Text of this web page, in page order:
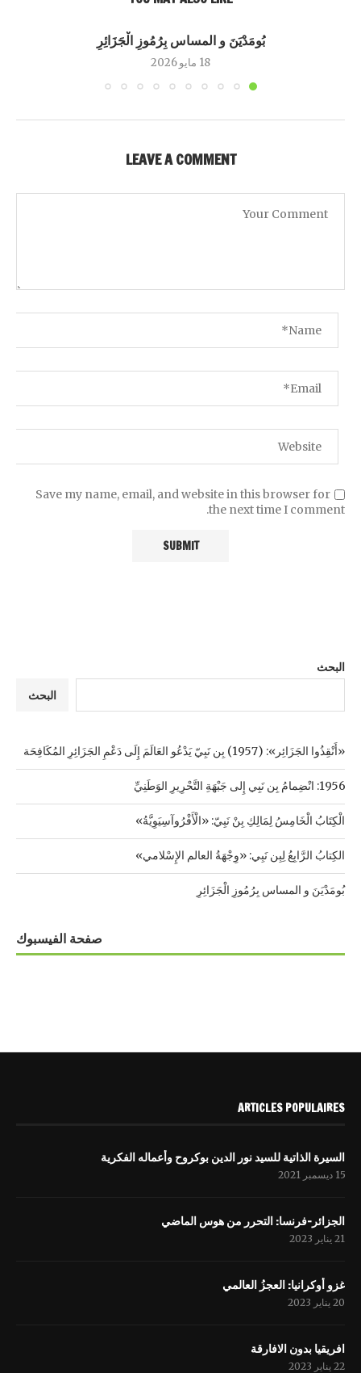
بُومَدْيَنَ و المساس بِرُمُوزِ الْجَزَائِرِ
18 مايو 2026
LEAVE A COMMENT
Save my name, email, and website in this browser for
the next time I comment.
البحث
البحث
«أَنْقِذُوا الجَزَائِر»: (1957) بِن نَبِيّ يَدْعُو العَالَمَ إِلَى دَعْمِ الجَزَائِرِ المُكَافِحَة
1956: انْضِمامُ بِن نَبِي إِلى جَبْهَةِ التَّحْرِيرِ الوَطَنِيِّ
الْكِتَابُ الْخَامِسُ لِمَالِكِ بِنْ نَبِيّ: «الْأَفْرُوآسِيَوِيَّةُ»
الكِتابُ الرَّابِعُ لِبِن نَبِي: «وِجْهَةُ العالم الإِسْلامي»
بُومَدْيَنَ و المساس بِرُمُوزِ الْجَزَائِرِ
صفحة الفيسبوك
ARTICLES POPULAIRES
السيرة الذاتية للسيد نور الدين بوكروح وأعماله الفكرية
15 ديسمبر 2021
الجزائر-فرنسا: التحرر من هوس الماضي
21 يناير 2023
غزو أوكرانيا: العجزُ العالمي
20 يناير 2023
افریقيا بدون الافارقة
22 يناير 2023